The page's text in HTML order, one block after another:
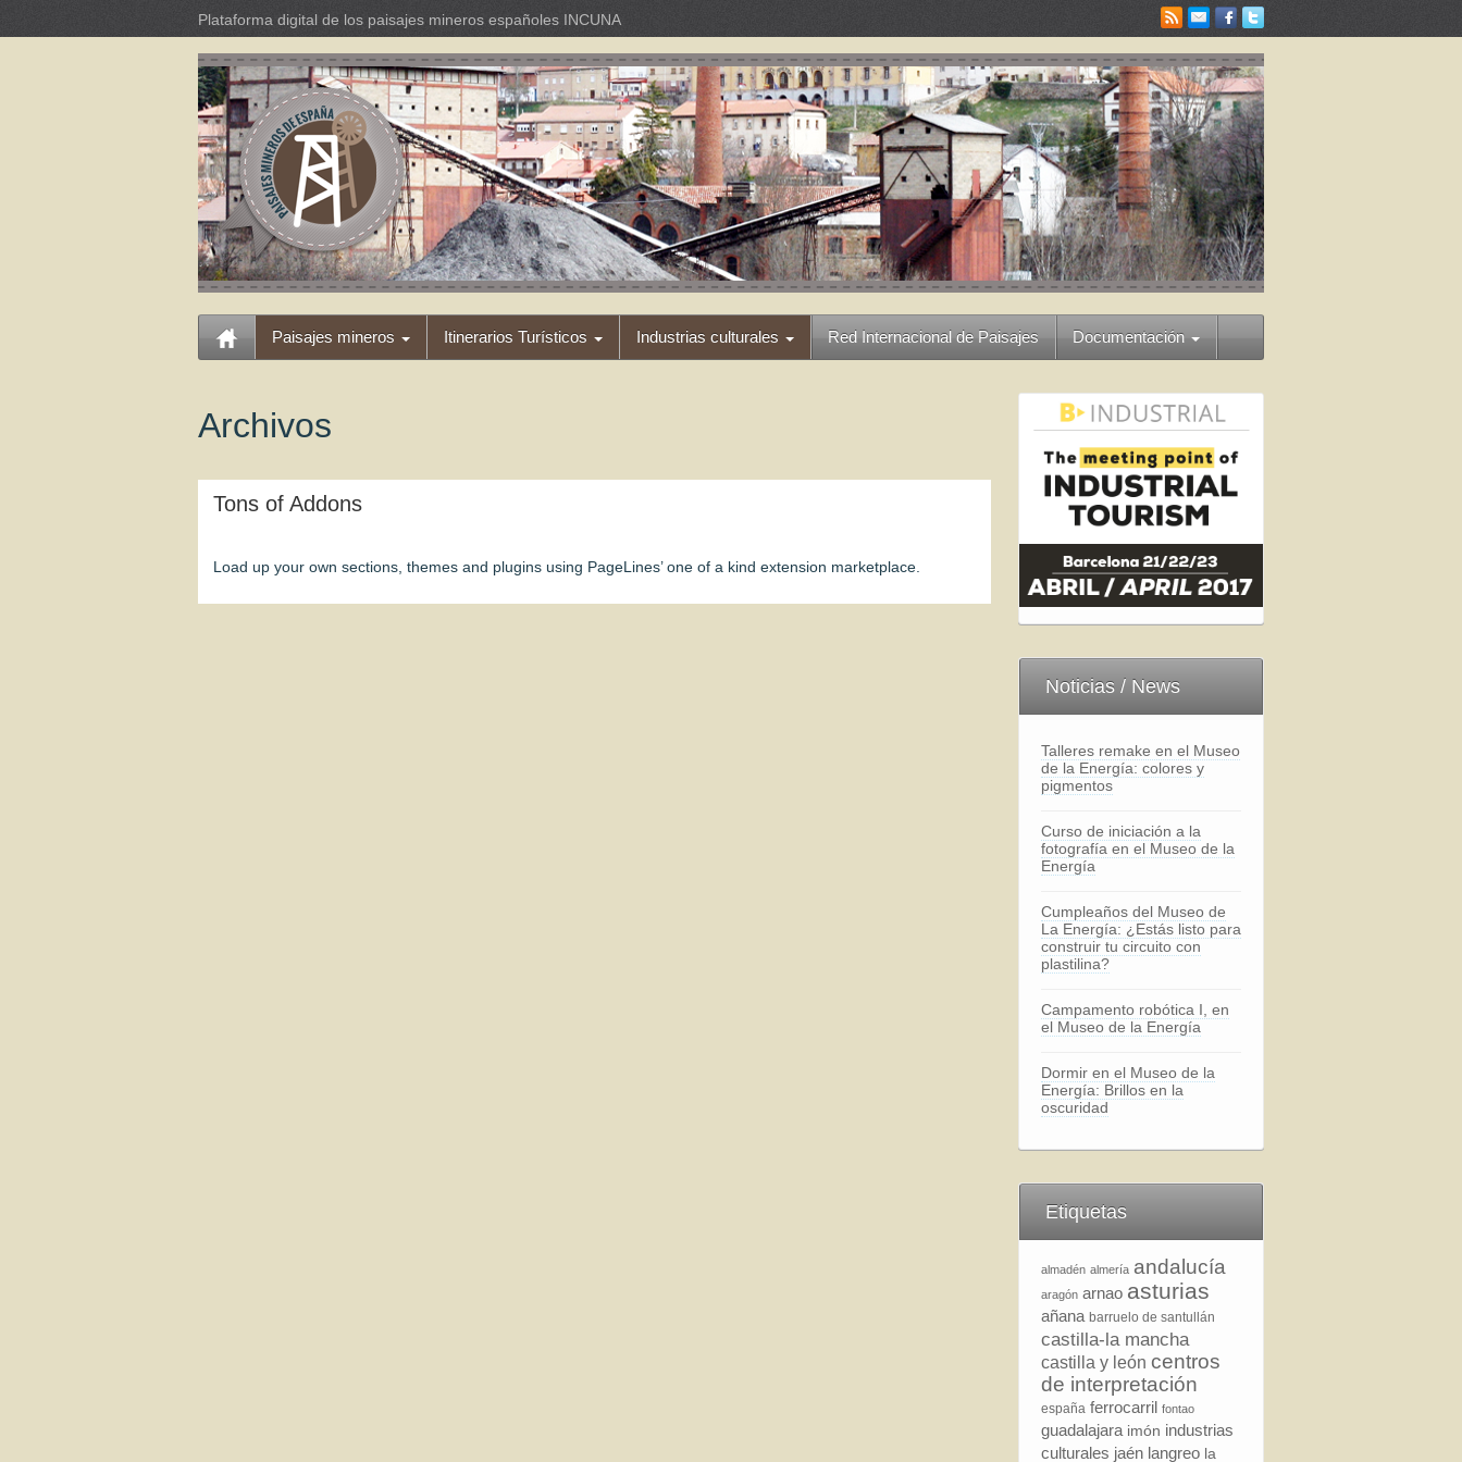
Plataforma digital de los paisajes mineros españoles INCUNA
Paisajes mineros Itinerarios Turísticos Industrias culturales Red Internacional de Paisajes Documentación
Archivos
Tons of Addons
Load up your own sections, themes and plugins using PageLines’ one of a kind extension marketplace.
Noticias / News
Talleres remake en el Museo
de la Energía: colores y
pigmentos
Curso de iniciación a la
fotografía en el Museo de la
Energía
Cumpleaños del Museo de
La Energía: ¿Estás listo para
construir tu circuito con
plastilina?
Campamento robótica I, en
el Museo de la Energía
Dormir en el Museo de la
Energía: Brillos en la
oscuridad
Etiquetas
almadén almería andalucía
aragón arnao asturias
añana barruelo de santullán
castilla-la mancha
castilla y león centros
de interpretación
españa ferrocarril fontao
guadalajara imón industrias
culturales jaén langreo la